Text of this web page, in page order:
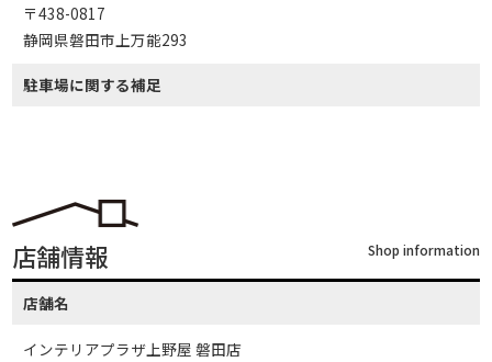
〒438-0817
静岡県磐田市上万能293
駐車場に関する補足
店舗情報 Shop information
店舗名
インテリアプラザ上野屋 磐田店